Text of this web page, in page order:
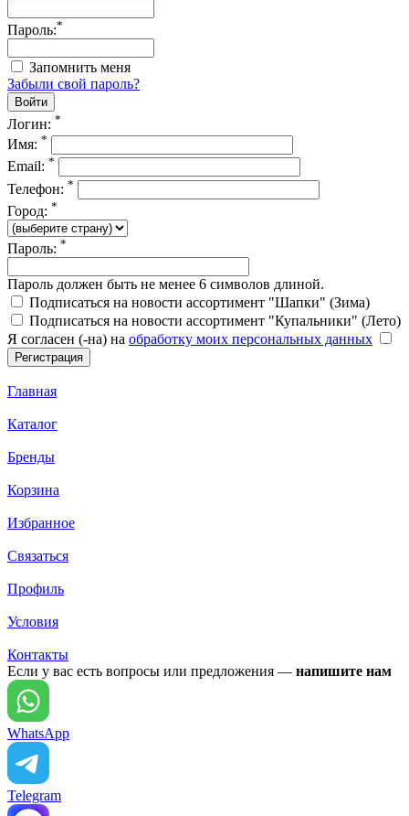
Пароль:*
Запомнить меня
Забыли свой пароль?
Логин: *
Имя: *
Email: *
Телефон: *
Город: *
Пароль: *
Пароль должен быть не менее 6 символов длиной.
Подписаться на новости ассортимент "Шапки" (Зима)
Подписаться на новости ассортимент "Купальники" (Лето)
Я согласен (-на) на обработку моих персональных данных
Главная
Каталог
Бренды
Корзина
Избранное
Связаться
Профиль
Условия
Контакты
Если у вас есть вопросы или предложения — напишите нам
WhatsApp
Telegram